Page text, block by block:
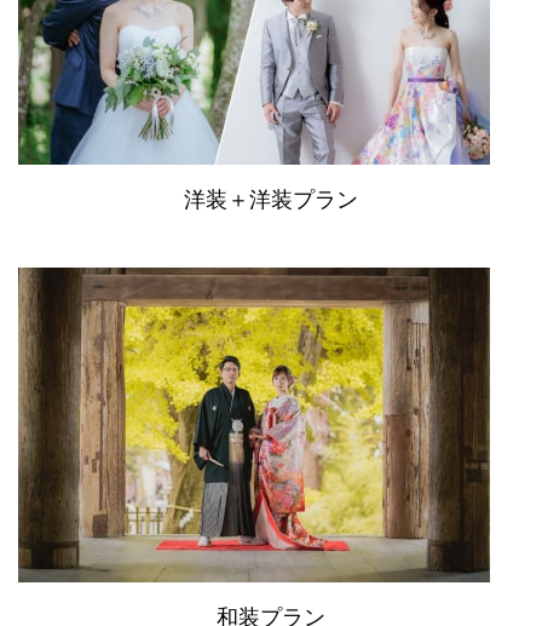
洋装＋洋装プラン
和装プラン